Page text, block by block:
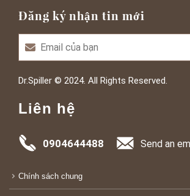
Đăng ký nhận tin mới
Dr.Spiller © 2024. All Rights Reserved.
Liên hệ
0904644488 Send an
Chính sách chung